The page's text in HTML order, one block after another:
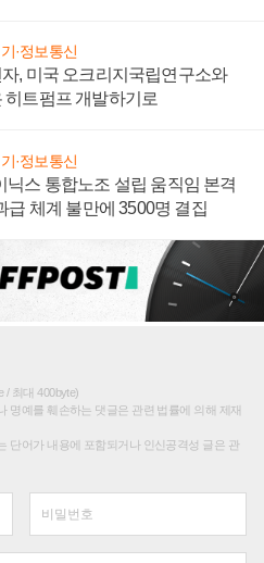
·정보통신
, 미국 오크리지국립연구소와
히트펌프 개발하기로
·정보통신
닉스 통합노조 설립 움직임 본격
급 체계 불만에 3500명 결집
/ 최대 400byte)
명예를 훼손하는 댓글은 관련 법률에 의해 제재
단어가 내용에 포함되거나 인신공격성 글은 관